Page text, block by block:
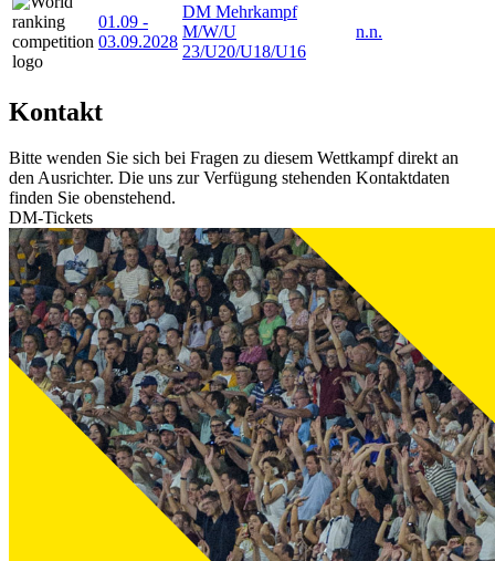
01.09 -
03.09.2028
DM Mehrkampf
M/W/U
23/U20/U18/U16
n.n.
Kontakt
Bitte wenden Sie sich bei Fragen zu diesem Wettkampf direkt an
den Ausrichter. Die uns zur Verfügung stehenden Kontaktdaten
finden Sie obenstehend.
DM-Tickets